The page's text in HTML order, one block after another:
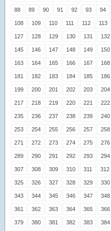
88 89 90 91 92 93 94
108 109 110 111 112 113
127 128 129 130 131 132
145 146 147 148 149 150
163 164 165 166 167 168
181 182 183 184 185 186
199 200 201 202 203 204
217 218 219 220 221 222
235 236 237 238 239 240
253 254 255 256 257 258
271 272 273 274 275 276
289 290 291 292 293 294
307 308 309 310 311 312
325 326 327 328 329 330
343 344 345 346 347 348
361 362 363 364 365 366
379 380 381 382 383 384